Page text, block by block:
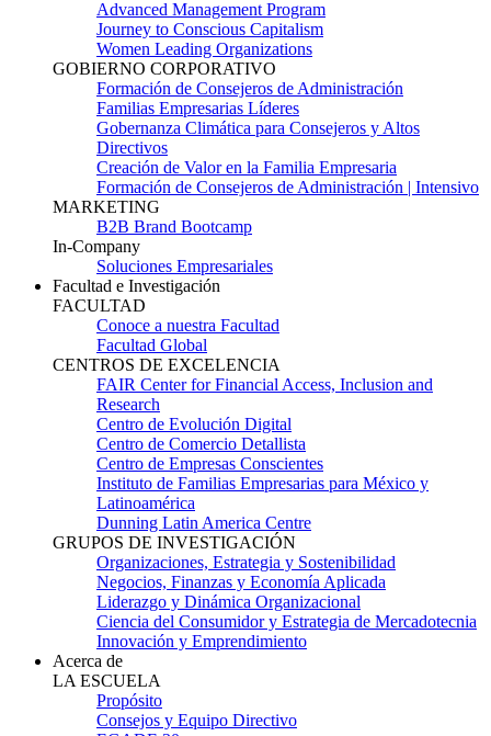
Advanced Management Program
Journey to Conscious Capitalism
Women Leading Organizations
GOBIERNO CORPORATIVO
Formación de Consejeros de Administración
Familias Empresarias Líderes
Gobernanza Climática para Consejeros y Altos
Directivos
Creación de Valor en la Familia Empresaria
Formación de Consejeros de Administración | Intensivo
MARKETING
B2B Brand Bootcamp
In-Company
Soluciones Empresariales
Facultad e Investigación
FACULTAD
Conoce a nuestra Facultad
Facultad Global
CENTROS DE EXCELENCIA
FAIR Center for Financial Access, Inclusion and
Research
Centro de Evolución Digital
Centro de Comercio Detallista
Centro de Empresas Conscientes
Instituto de Familias Empresarias para México y
Latinoamérica
Dunning Latin America Centre
GRUPOS DE INVESTIGACIÓN
Organizaciones, Estrategia y Sostenibilidad
Negocios, Finanzas y Economía Aplicada
Liderazgo y Dinámica Organizacional
Ciencia del Consumidor y Estrategia de Mercadotecnia
Innovación y Emprendimiento
Acerca de
LA ESCUELA
Propósito
Consejos y Equipo Directivo